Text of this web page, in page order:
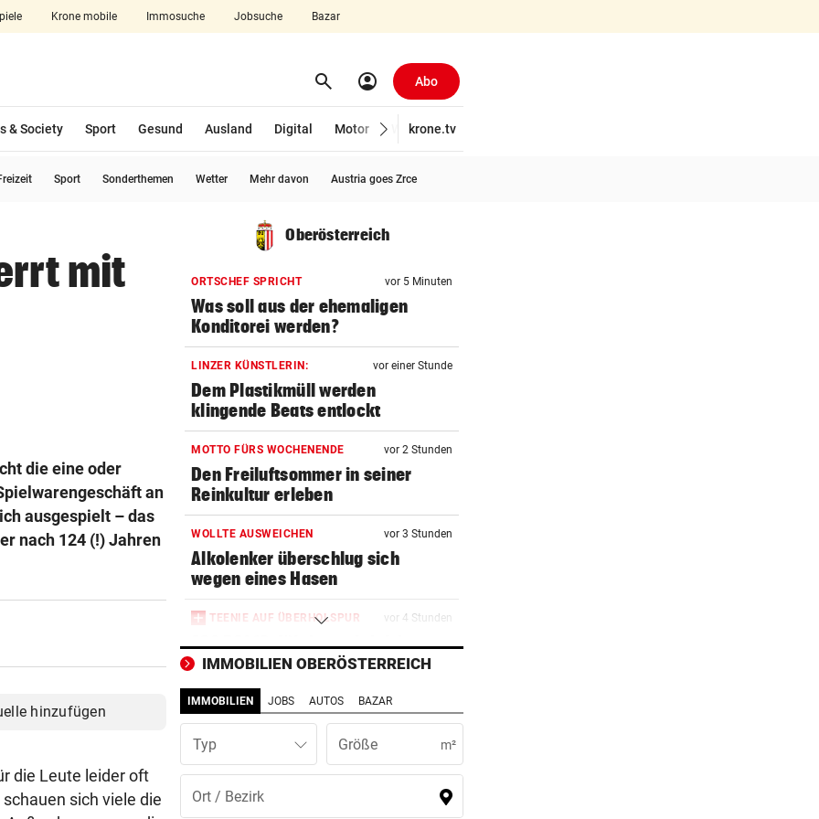
Krone mobile Immosuche Jobsuche Bazar
aufklappen search Suchen
account_circle Abo
& Society Sport Gesund Ausland Digital Motor Wirtschaft
krone.tv
Sport Sonderthemen Wetter Mehr davon Austria goes Zrce
mit
die eine oder
an
ausgespielt – das
nach 124 (!) Jahren
hinzufügen
die Leute leider oft
sich viele die
Oberösterreich
ORTSCHEF SPRICHT vor 5 Minuten
Was soll aus der ehemaligen
Konditorei werden?
LINZER KÜNSTLERIN: vor einer Stunde
Dem Plastikmüll werden
klingende Beats entlockt
MOTTO FÜRS WOCHENENDE vor 2 Stunden
Den Freiluftsommer in seiner
Reinkultur erleben
WOLLTE AUSWEICHEN vor 3 Stunden
Alkolenker überschlug sich
wegen eines Hasen
TEENIE AUF ÜBERHOLSPUR vor 4 Stunden
230 PS! 13-Jährige schrieb im
Autocross Geschichte
PATIENTEN WOHLAUF vor 5 Stunden
Premiere an Linzer Uniklinik:
Herz-OP mit Roboter
vor 5 Stunden
IMMOBILIEN OBERÖSTERREICH
IMMOBILIEN JOBS AUTOS BAZAR
Typ m²